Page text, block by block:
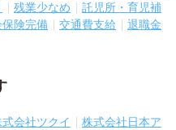
残業少なめ
託児所・育児補
保険完備 交通費支給
退職金
式会社ツクイ
株式会社日本ア